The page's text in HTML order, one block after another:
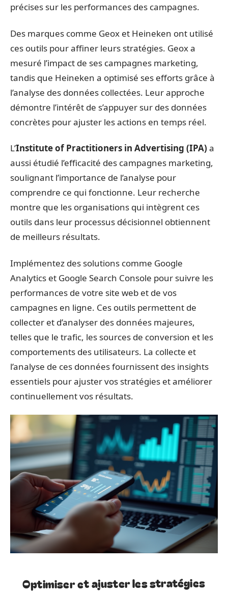
précises sur les performances des campagnes.
Des marques comme Geox et Heineken ont utilisé
ces outils pour affiner leurs stratégies. Geox a
mesuré l’impact de ses campagnes marketing,
tandis que Heineken a optimisé ses efforts grâce à
l’analyse des données collectées. Leur approche
démontre l’intérêt de s’appuyer sur des données
concrètes pour ajuster les actions en temps réel.
L’Institute of Practitioners in Advertising (IPA) a
aussi étudié l’efficacité des campagnes marketing,
soulignant l’importance de l’analyse pour
comprendre ce qui fonctionne. Leur recherche
montre que les organisations qui intègrent ces
outils dans leur processus décisionnel obtiennent
de meilleurs résultats.
Implémentez des solutions comme Google
Analytics et Google Search Console pour suivre les
performances de votre site web et de vos
campagnes en ligne. Ces outils permettent de
collecter et d’analyser des données majeures,
telles que le trafic, les sources de conversion et les
comportements des utilisateurs. La collecte et
l’analyse de ces données fournissent des insights
essentiels pour ajuster vos stratégies et améliorer
continuellement vos résultats.
Optimiser et ajuster les stratégies